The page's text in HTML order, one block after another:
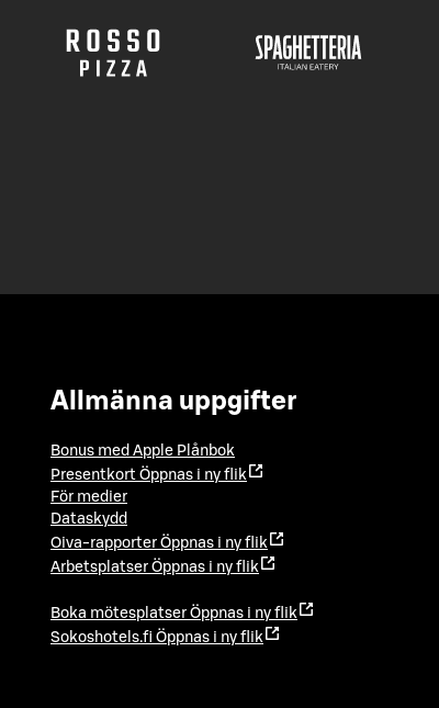
Allmänna uppgifter
Bonus med Apple Plånbok
Presentkort Öppnas i ny flik
För medier
Dataskydd
Oiva-rapporter Öppnas i ny flik
Arbetsplatser Öppnas i ny flik
Boka mötesplatser Öppnas i ny flik
Sokoshotels.fi Öppnas i ny flik